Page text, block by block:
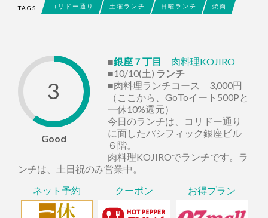
TAGS コリドー通り 土曜ランチ 日曜ランチ 焼肉
3
Good
■銀座７丁目
肉料理KOJIRO
■10/10(土) ランチ
■肉料理ランチコース 3,000円
（ここから、GoToイート500Pと
一休10%還元）
今日のランチは、コリドー通り
に面したパシフィック銀座ビル
６階。
肉料理KOJIROでランチです。ラ
ンチは、土日祝のみ営業中。
ネット予約
クーポン お得プラン